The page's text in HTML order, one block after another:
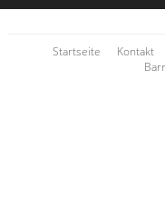
Startseite Kontakt